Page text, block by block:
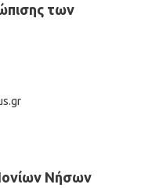
των
Νήσων